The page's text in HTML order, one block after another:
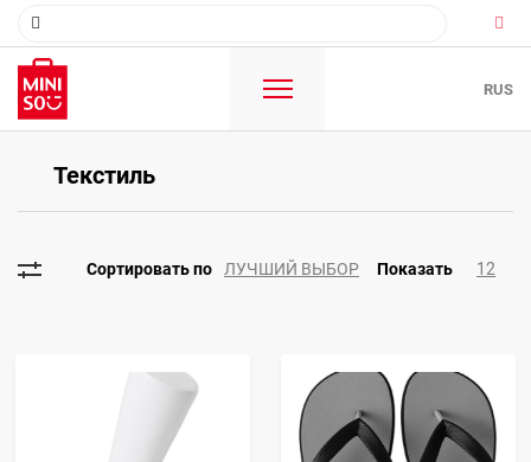
RUS
Текстиль
ЛУЧШИЙ ВЫБОР 12